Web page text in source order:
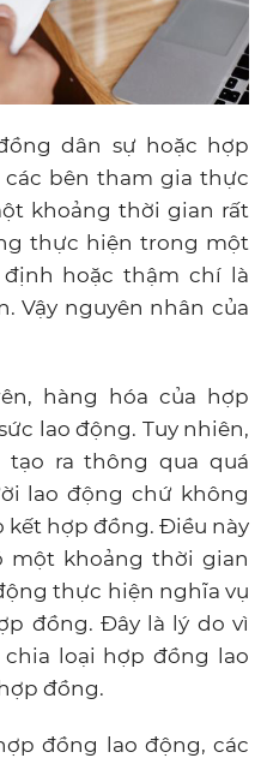
dân sự hoặc hợp
bên tham gia thực
khoảng thời gian rất
thực hiện trong một
hoặc thậm chí là
Vậy nguyên nhân của
hàng hóa của hợp
lao động. Tuy nhiên,
ra thông qua quá
lao động chứ không
kết hợp đồng. Điều này
một khoảng thời gian
thực hiện nghĩa vụ
đồng. Đây là lý do vì
loại hợp đồng lao
đồng.
đồng lao động, các